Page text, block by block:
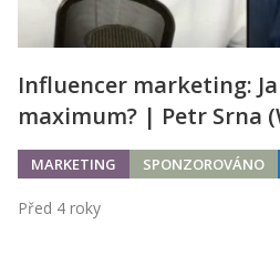
Influencer marketing:
maximum? | Petr Srna
MARKETING SPONZOROVÁNO
Před 4 roky